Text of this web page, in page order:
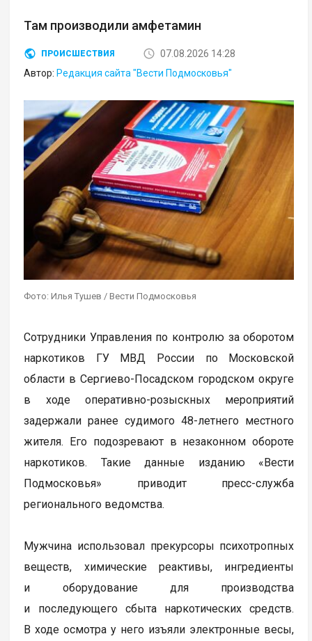
Там производили амфетамин
ПРОИСШЕСТВИЯ
07.08.2026 14:28
Автор: Редакция сайта "Вести Подмосковья"
Фото: Илья Тушев / Вести Подмосковья
Сотрудники Управления по контролю за оборотом
наркотиков ГУ МВД России по Московской
области в Сергиево-Посадском городском округе
в ходе оперативно-розыскных мероприятий
задержали ранее судимого 48-летнего местного
жителя. Его подозревают в незаконном обороте
наркотиков. Такие данные изданию «Вести
Подмосковья» приводит пресс-служба
регионального ведомства.
Мужчина использовал прекурсоры психотропных
веществ, химические реактивы, ингредиенты
и оборудование для производства
и последующего сбыта наркотических средств.
В ходе осмотра у него изъяли электронные весы,